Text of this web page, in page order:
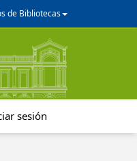
de Bibliotecas
sesión